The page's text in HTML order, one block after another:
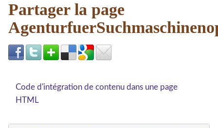
Partager la page
Code d'intégration de contenu dans une page
HTML